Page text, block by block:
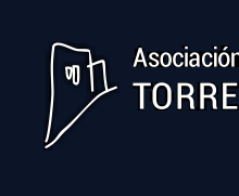
content